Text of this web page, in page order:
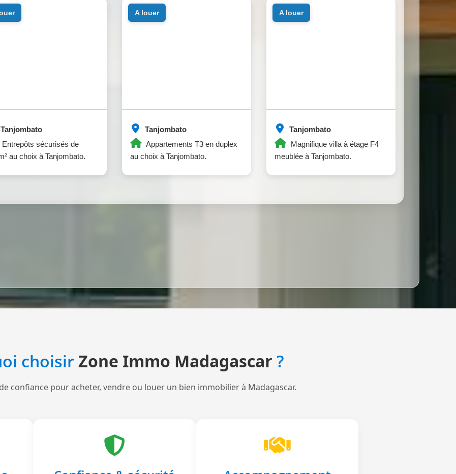
Tanjombato
Entrepôts sécurisés de
au choix à Tanjombato.
Tanjombato
Appartements T3 en duplex
au choix à Tanjombato.
a louer
Tanjombato
Magnifique villa à étage F4
meublée à Tanjombato.
a louer
choisirZone Immo Madagascar ?
confiance pour acheter, vendre ou louer un bien immobilier à Madagascar.